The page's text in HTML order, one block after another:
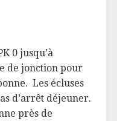
0 jusqu’à
de jonction pour
Les écluses
d’arrêt déjeuner.
près de